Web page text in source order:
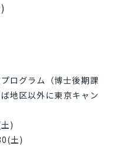
ログラム（博士後期課
地区以外に東京キャン
)
土)